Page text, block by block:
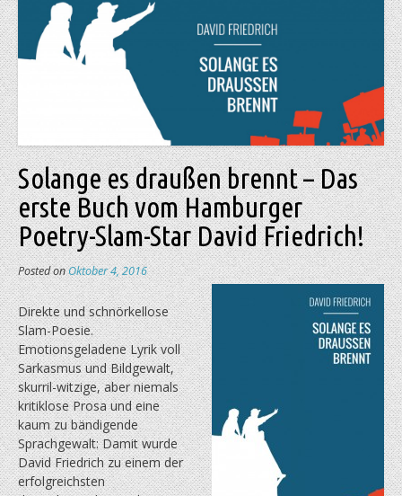
Solange es draußen brennt – Das
erste Buch vom Hamburger
Poetry-Slam-Star David Friedrich!
Posted onOktober 4, 2016
Direkte und schnörkellose
Slam-Poesie.
Emotionsgeladene Lyrik voll
Sarkasmus und Bildgewalt,
skurril-witzige, aber niemals
kritiklose Prosa und eine
kaum zu bändigende
Sprachgewalt: Damit wurde
David Friedrich zu einem der
erfolgreichsten